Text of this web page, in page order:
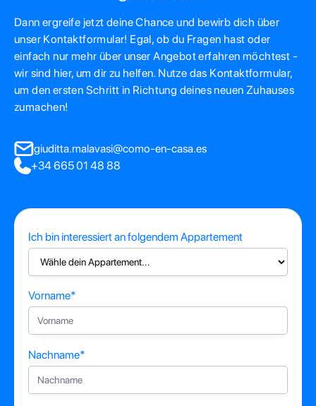
Dann ergreife jetzt deine Chance und bewirb dich über
unser Kontaktformular! Egal, ob du Fragen hast oder
einfach nur mehr über unser Angebot erfahren möchtest -
wir sind hier, um dir zu helfen. Nutze das Kontaktformular,
um den ersten Schritt in Richtung deines neuen Zuhauses
zumachen!
giuditta.malavasi@como-en-casa.es
+34 665 01 48 88
Ich bin interessiert an folgendem Appartement
Vorname*
Nachname*